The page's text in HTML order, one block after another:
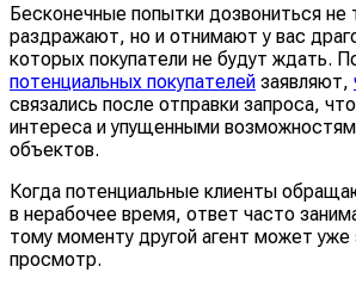
Бесконечные попытки дозвониться не
раздражают, но и отнимают у вас
которых покупатели не будут ждать.
потенциальных покупателей заявляют,
связались после отправки запроса,
интереса и упущенными
объектов.
Когда потенциальные клиенты
в нерабочее время, ответ часто
тому моменту другой агент может уже
просмотр.